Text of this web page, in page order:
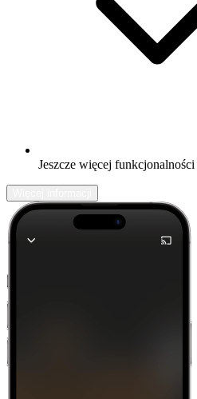
Jeszcze więcej funkcjonalności